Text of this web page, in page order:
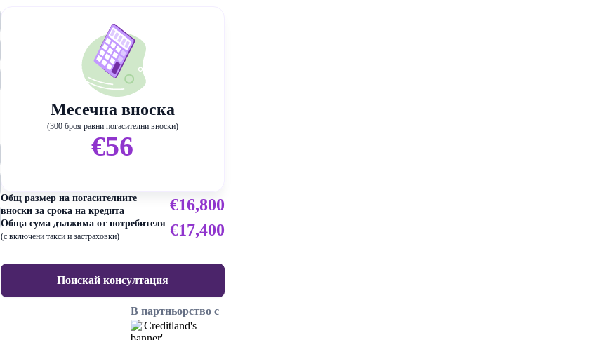
Месечна вноска
(300 броя равни погасителни вноски)
€56
Общ размер на погасителните
вноски за срока на кредита
€16,800
Обща сума дължима от потребителя
(с включени такси и застраховки) €17,400
Поискай консултация
В партньорство с